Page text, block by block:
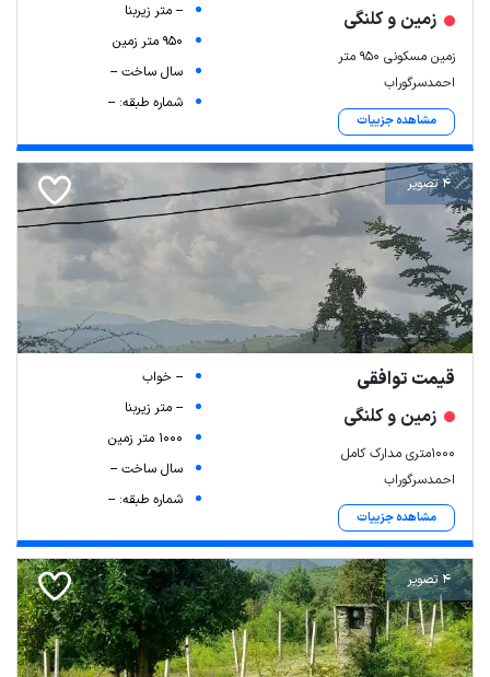
زمین و کلنگی
زمین مسکونی 950 متر
احمدسرگوراب
مشاهده جزییات
-- متر زیربنا
950 متر زمین
سال ساخت --
شماره طبقه: --
4 تصویر
قیمت توافقی
زمین و کلنگی
۱۰۰۰متری مدارک کامل
احمدسرگوراب
مشاهده جزییات
-- خواب
-- متر زیربنا
1000 متر زمین
سال ساخت --
شماره طبقه: --
4 تصویر